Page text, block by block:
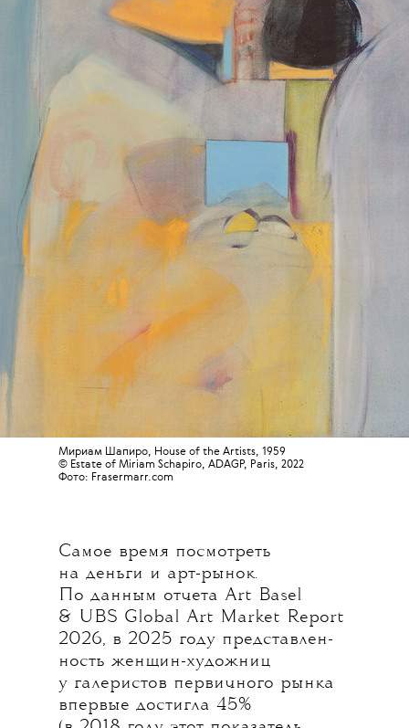
Мириам Шапиро, House of the Artists, 1959
© Estate of Miriam Schapiro, ADAGP, Paris, 2022
Фото: Frasermarr.com
Самое время посмотреть
на деньги и арт-рынок.
По данным отчета Art Basel
& UBS Global Art Market Report
2026, в 2025 году представлен-
ность женщин-художниц
у галеристов первичного рынка
впервые достигла 45%